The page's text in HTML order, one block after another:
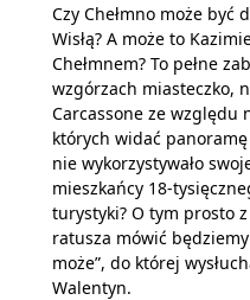
Czy Chełmno może
Wisłą? A może to
Chełmnem? To pełne
wzgórzach miasteczko,
Carcassone ze względu
których widać
nie wykorzystywało
mieszkańcy 18-
turystyki? O tym prosto
ratusza mówić
może”, do której
Walentyn.